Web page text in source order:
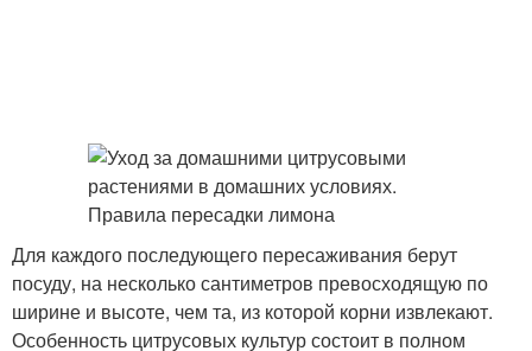
Для каждого последующего пересаживания берут
посуду, на несколько сантиметров превосходящую по
ширине и высоте, чем та, из которой корни извлекают.
Особенность цитрусовых культур состоит в полном